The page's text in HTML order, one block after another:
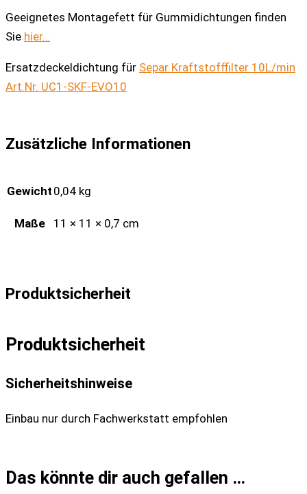
Geeignetes Montagefett für Gummidichtungen finden
Sie hier…
Ersatzdeckeldichtung für Separ Kraftstofffilter 10L/min
Art.Nr. UC1-SKF-EVO10
Zusätzliche Informationen
Gewicht 0,04 kg
Maße 11 × 11 × 0,7 cm
Produktsicherheit
Produktsicherheit
Sicherheitshinweise
Einbau nur durch Fachwerkstatt empfohlen
Das könnte dir auch gefallen …